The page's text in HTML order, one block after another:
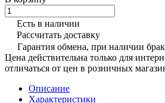
Есть в наличии
Рассчитать доставку
Гарантия обмена, при наличии
Цена действительна только для
отличаться от цен в розничных
Описание
Характеристики